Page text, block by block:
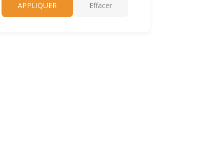
APPLIQUER Effacer